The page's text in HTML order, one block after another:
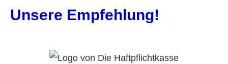
Unsere Empfehlung!